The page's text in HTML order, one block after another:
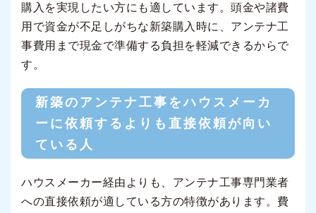
購入を実現したい方にも適しています。頭金や諸費
用で資金が不足しがちな新築購入時に、アンテナ工
事費用まで現金で準備する負担を軽減できるからで
す。
新築のアンテナ工事をハウスメーカ
ーに依頼するよりも直接依頼が向い
ている人
ハウスメーカー経由よりも、アンテナ工事専門業者
への直接依頼が適している方の特徴があります。費